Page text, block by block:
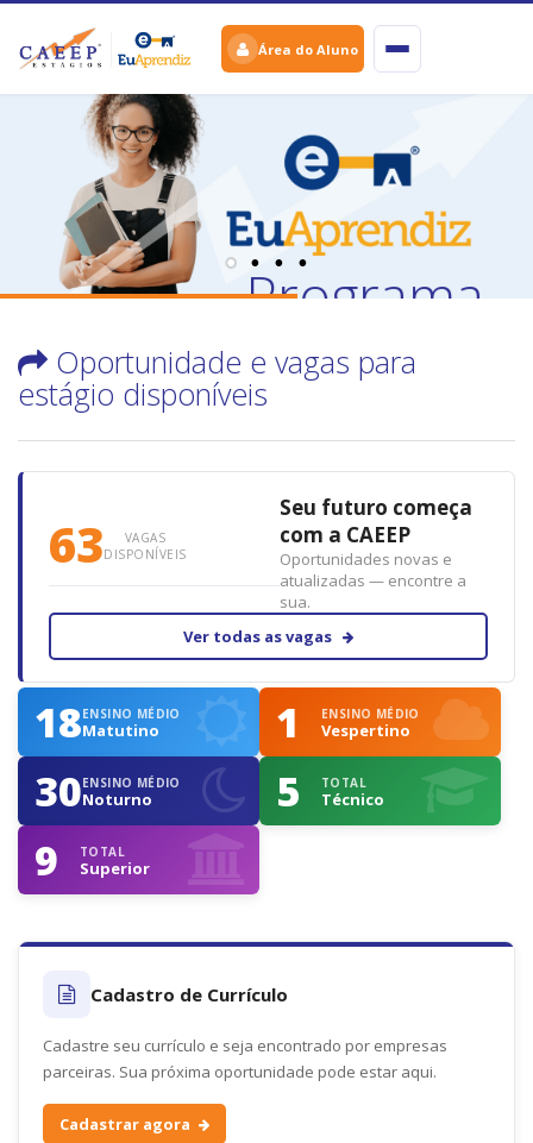
Área do Aluno
Programa
de
O futuro do seu
negócio começa
agora.
Oportunidade e vagas para
estágio disponíveis
63
VAGAS
DISPONÍVEIS
Seu futuro começa
com a CAEEP
Oportunidades novas e
atualizadas — encontre a
sua.
Ver todas as vagas
18ENSINO MÉDIO
Matutino 1 ENSINO MÉDIO
Vespertino
30ENSINO MÉDIO
Noturno 5 TOTAL
Técnico
9 TOTAL
Superior
Cadastro de Currículo
Cadastre seu currículo e seja encontrado por empresas
parceiras. Sua próxima oportunidade pode estar aqui.
Cadastrar agora